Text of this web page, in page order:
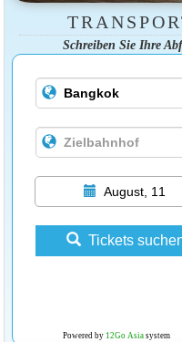
Schreiben Sie Ihre
August, 11
Tickets
Powered by 12Go Asiasystem